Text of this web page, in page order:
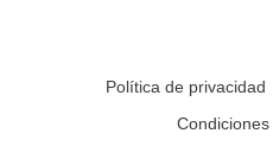
Política de privacidad